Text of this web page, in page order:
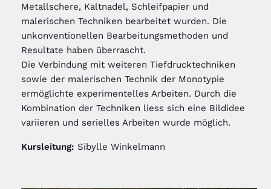
Metallschere, Kaltnadel, Schleifpapier und
malerischen Techniken bearbeitet wurden. Die
unkonventionellen Bearbeitungsmethoden und
Resultate haben überrascht.
Die Verbindung mit weiteren Tiefdrucktechniken
sowie der malerischen Technik der Monotypie
ermöglichte experimentelles Arbeiten. Durch die
Kombination der Techniken liess sich eine Bildidee
variieren und serielles Arbeiten wurde möglich.
Kursleitung: Sibylle Winkelmann